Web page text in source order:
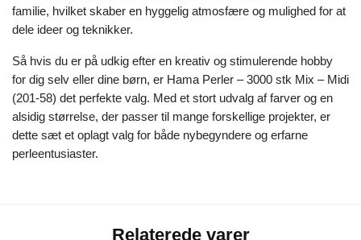
familie, hvilket skaber en hyggelig atmosfære og mulighed for at
dele ideer og teknikker.
Så hvis du er på udkig efter en kreativ og stimulerende hobby
for dig selv eller dine børn, er Hama Perler – 3000 stk Mix – Midi
(201-58) det perfekte valg. Med et stort udvalg af farver og en
alsidig størrelse, der passer til mange forskellige projekter, er
dette sæt et oplagt valg for både nybegyndere og erfarne
perleentusiaster.
Relaterede varer